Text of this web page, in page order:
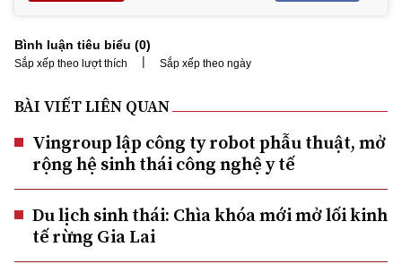
Bình luận tiêu biểu (0)
Sắp xếp theo lượt thích | Sắp xếp theo ngày
BÀI VIẾT LIÊN QUAN
Vingroup lập công ty robot phẫu thuật, mở
rộng hệ sinh thái công nghệ y tế
Du lịch sinh thái: Chìa khóa mới mở lối kinh
tế rừng Gia Lai